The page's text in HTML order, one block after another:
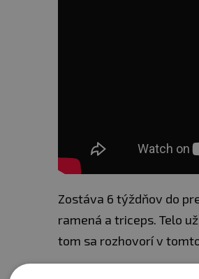
Zostáva 6 týždňov do
ramená a triceps. Telo
tom sa rozhovorí v